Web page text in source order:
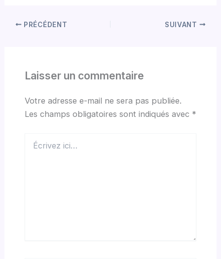
PRÉCÉDENT SUIVANT
Laisser un commentaire
Votre adresse e-mail ne sera pas publiée.
Les champs obligatoires sont indiqués avec *
ici…